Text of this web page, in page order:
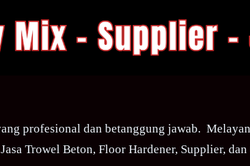
profesional dan betanggung jawab.
Trowel Beton, Floor Hardener, Supplier,